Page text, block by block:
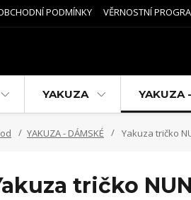
PODMÍNKY VĚRNOSTNÍ
YAKUZA YAKUZA
YAKUZA - DÁMSKÉ Yakuza tričko
tričko